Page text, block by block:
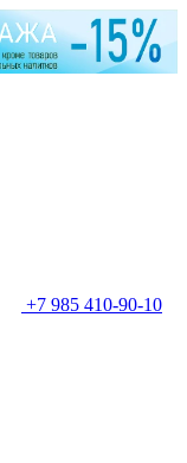
+7 985 410-90-10